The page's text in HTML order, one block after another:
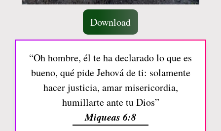
Download
“Oh hombre, él te ha declarado lo que es
bueno, qué pide Jehová de ti: solamente
hacer justicia, amar misericordia,
humillarte ante tu Dios”
Miqueas 6:8